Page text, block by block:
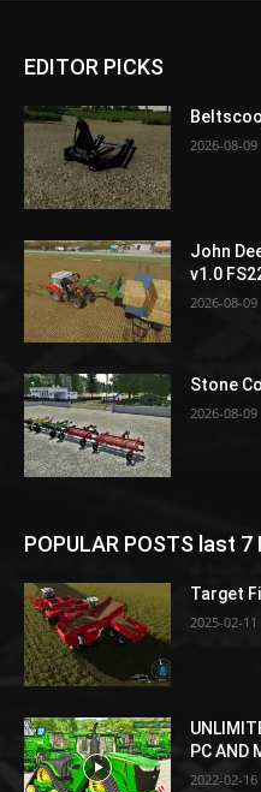
EDITOR PICKS
2026-08-09
John
v1.0
2026-08-09
Stone
2026-08-09
POPULAR POSTS last 7
Target
2025-02-11
PC AND
2022-02-16